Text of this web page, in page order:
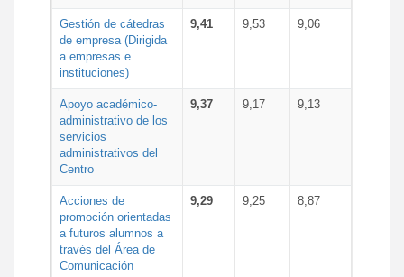
Gestión de cátedras
de empresa (Dirigida
a empresas e
instituciones)
9,41 9,53 9,06
Apoyo académico-
administrativo de los
servicios
administrativos del
Centro
9,37 9,17 9,13
Acciones de
promoción orientadas
a futuros alumnos a
través del Área de
Comunicación
9,29 9,25 8,87